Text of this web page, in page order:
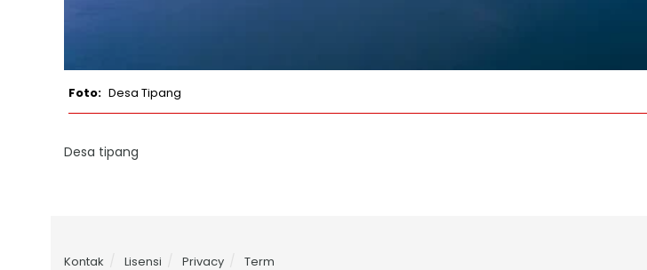
Desa Tipang
Desa tipang
Kontak Lisensi Privacy Term